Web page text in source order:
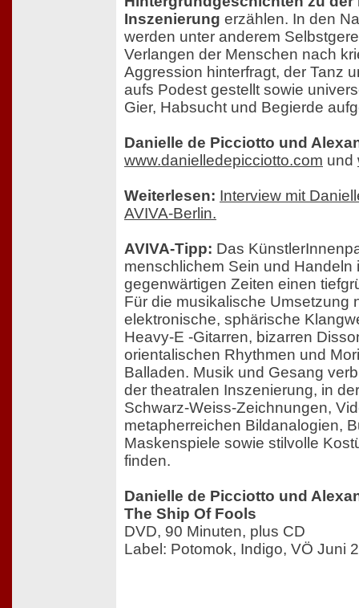
Inszenierung erzählen. In den
werden unter anderem
Verlangen der Menschen nach
Aggression hinterfragt, der Tanz
aufs Podest gestellt sowie
Gier, Habsucht und Begierde
Danielle de Picciotto und
www.danielledepicciotto.com und
Weiterlesen: Interview mit
AVIVA-Berlin.
AVIVA-Tipp: Das
menschlichem Sein und
gegenwärtigen Zeiten einen
Für die musikalische Umsetzung
elektronische, sphärische
Heavy-E -Gitarren, bizarren
orientalischen Rhythmen und
Balladen. Musik und Gesang
der theatralen Inszenierung, in
Schwarz-Weiss-Zeichnungen,
metapherreichen Bildanalogien,
Maskenspiele sowie stilvolle
finden.
Danielle de Picciotto und
The Ship Of Fools
DVD, 90 Minuten, plus CD
Label: Potomok, Indigo, VÖ Juni